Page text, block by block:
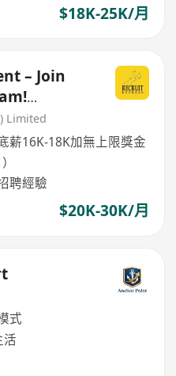
$18K-25K/月
– Join
Grads]
Limited
薪16K-18K加無上限獎金
聘經驗
$20K-30K/月
式
活